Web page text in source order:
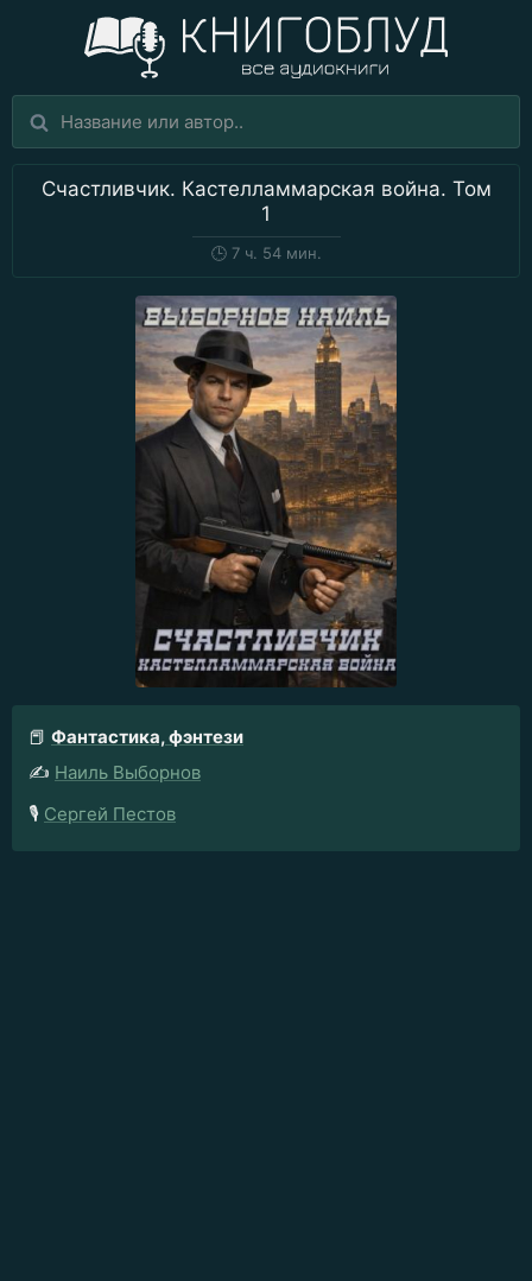
Счастливчик. Кастелламмарская война. Том
1
🕒7 ч. 54 мин.
📕 Фантастика, фэнтези
✍️ Наиль Выборнов
🎙️ Сергей Пестов